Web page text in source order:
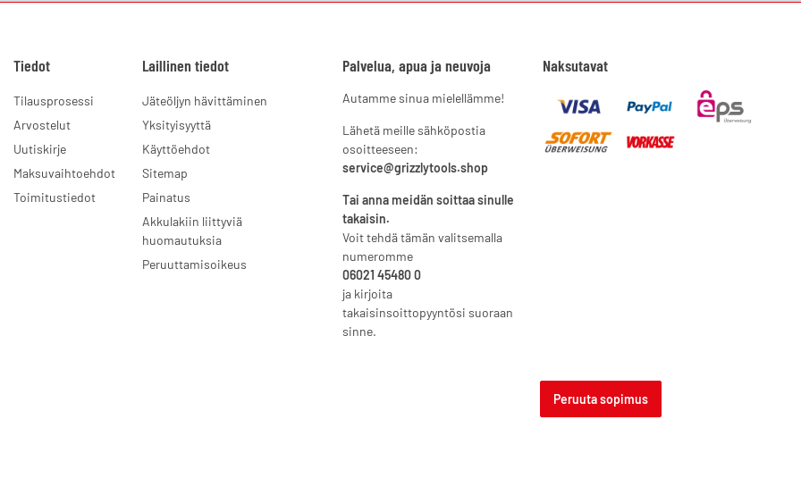
Tiedot
Tilausprosessi
Arvostelut
Uutiskirje
Maksuvaihtoehdot
Toimitustiedot
Laillinen tiedot
Jäteöljyn hävittäminen
Yksityisyyttä
Käyttöehdot
Sitemap
Painatus
Akkulakiin liittyviä
huomautuksia
Peruuttamisoikeus
Palvelua, apua ja neuvoja
Autamme sinua mielellämme!
Lähetä meille sähköpostia
osoitteeseen:
service@grizzlytools.shop
Tai anna meidän soittaa sinulle
takaisin.
Voit tehdä tämän valitsemalla
numeromme
06021 45480 0
ja kirjoita
takaisinsoittopyyntösi suoraan
sinne.
Naksutavat
Peruuta sopimus